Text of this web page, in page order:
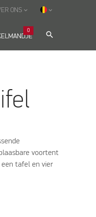
0
search
ONS keyboard_arrow_down keyboard_arrow_down
voortent
tafel en vier